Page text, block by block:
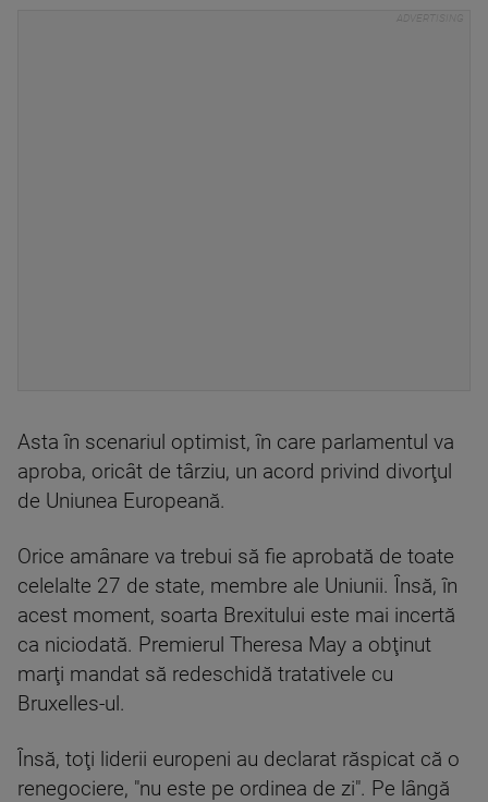
Asta în scenariul optimist, în care parlamentul va
aproba, oricât de târziu, un acord privind divorţul
de Uniunea Europeană.
Orice amânare va trebui să fie aprobată de toate
celelalte 27 de state, membre ale Uniunii. Însă, în
acest moment, soarta Brexitului este mai incertă
ca niciodată. Premierul Theresa May a obţinut
marţi mandat să redeschidă tratativele cu
Bruxelles-ul.
Însă, toţi liderii europeni au declarat răspicat că o
renegociere, "nu este pe ordinea de zi". Pe lângă